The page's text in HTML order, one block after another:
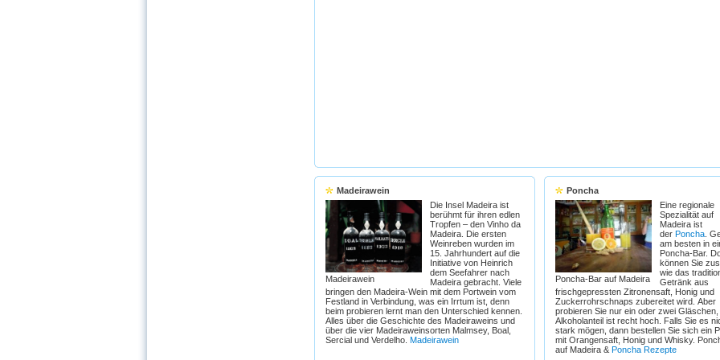
Madeirawein
Madeirawein
Die Insel Madeira ist
berühmt für ihren edlen
Tropfen – den Vinho da
Madeira. Die ersten
Weinreben wurden im
15. Jahrhundert auf die
Initiative von Heinrich
dem Seefahrer nach
Madeira gebracht. Viele
bringen den Madeira-Wein mit dem Portwein vom
Festland in Verbindung, was ein Irrtum ist, denn
beim probieren lernt man den Unterschied kennen.
Alles über die Geschichte des Madeiraweins und
über die vier Madeiraweinsorten Malmsey, Boal,
Sercial und Verdelho. Madeirawein
Poncha
Poncha-Bar auf Madeira
Eine regionale
Spezialität auf
Madeira ist
der Poncha.
am besten in
Poncha-Bar.
können Sie
wie das
Getränk aus
frischgepressten Zitronensaft, Honig und
Zuckerrohrschnaps zubereitet wird. Aber
probieren Sie nur ein oder zwei Gläschen,
Alkoholanteil ist recht hoch. Falls Sie es
stark mögen, dann bestellen Sie sich ein
mit Orangensaft, Honig und Whisky.
auf Madeira & Poncha Rezepte